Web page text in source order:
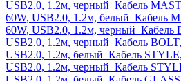
USB2.0, 1.2м, черный Кабель
60W, USB2.0, 1.2м, белый Кабель
60W, USB2.0, 1.2м, черный Кабель
USB2.0, 1.2м, черный Кабель
USB2.0, 1.2м, белый Кабель
USB2.0, 1.2м, черный Кабель